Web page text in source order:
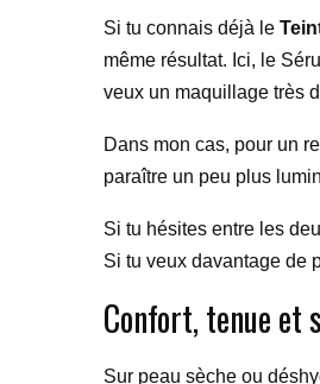
Si tu connais déjà le
même résultat. Ici, le
veux un maquillage très
Dans mon cas, pour un
paraître un peu plus
Si tu hésites entre les
Si tu veux davantage de
Confort, tenue et
Sur peau sèche ou